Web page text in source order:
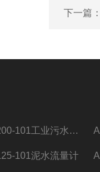
下一篇
AMF-200-101工业污水流量计
101泥水流量计